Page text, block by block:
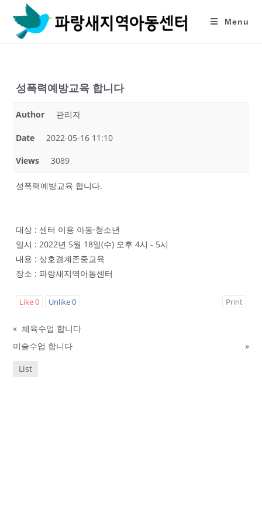
content
Menu
성폭력예방교육 합니다
Author 관리자
Date 2022-05-16 11:10
Views 3089
성폭력예방교육 합니다.
대상 : 센터 이용 아동·청소년
일시 : 2022년 5월 18일(수) 오후 4시 - 5시
내용 : 상호경계존중교육
장소 : 파랑새지역아동센터
Like0 Unlike0 Print
« 체육수업 합니다
미술수업 합니다
»
List